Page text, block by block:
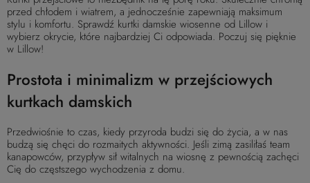
przed chłodem i wiatrem, a jednocześnie zapewniają maksimum
stylu i komfortu. Sprawdź kurtki damskie wiosenne od Lillow i
wybierz okrycie, które najbardziej Ci odpowiada. Poczuj się pięknie
w Lillow!
Prostota i minimalizm w przejściowych
kurtkach damskich
Przedwiośnie to czas, kiedy przyroda budzi się do życia, a w nas
budzą się chęci do rozmaitych aktywności. Jeśli zimą zasiliłaś team
kanapowców, przypływ sił witalnych na wiosnę z pewnością zachęci
Cię do częstszego wychodzenia z domu.